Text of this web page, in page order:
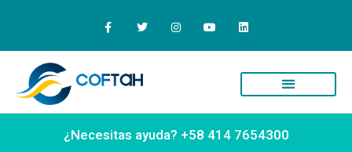
¿Necesitas ayuda? +58 414 7654300